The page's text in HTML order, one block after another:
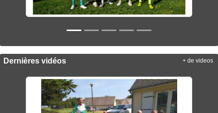
Dernières vidéos + de videos